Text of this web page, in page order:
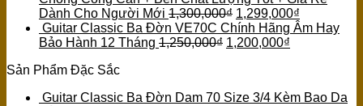
Dành Cho Người Mới 1,300,000₫ 1,299,000₫
Guitar Classic Ba Đờn VE70C Chính Hãng Âm Hay
Bảo Hành 12 Tháng 1,250,000₫ 1,200,000₫
Sản Phẩm Đặc Sắc
Guitar Classic Ba Đờn Dam 70 Size 3/4 Kèm Bao Da